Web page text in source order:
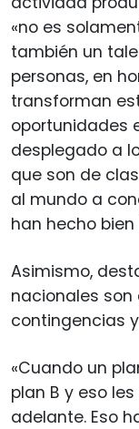
«no es
también un
personas, en
transforman
oportunidades
desplegado a
que son de
al mundo a
han hecho bien
Asimismo,
nacionales
contingencias
«Cuando un
plan B y eso
adelante. Eso